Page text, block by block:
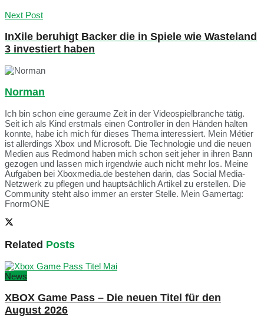
Next Post
InXile beruhigt Backer die in Spiele wie Wasteland
3 investiert haben
Norman
Ich bin schon eine geraume Zeit in der Videospielbranche tätig.
Seit ich als Kind erstmals einen Controller in den Händen halten
konnte, habe ich mich für dieses Thema interessiert. Mein Métier
ist allerdings Xbox und Microsoft. Die Technologie und die neuen
Medien aus Redmond haben mich schon seit jeher in ihren Bann
gezogen und lassen mich irgendwie auch nicht mehr los. Meine
Aufgaben bei Xboxmedia.de bestehen darin, das Social Media-
Netzwerk zu pflegen und hauptsächlich Artikel zu erstellen. Die
Community steht also immer an erster Stelle. Mein Gamertag:
FnormONE
Related Posts
News
XBOX Game Pass – Die neuen Titel für den
August 2026